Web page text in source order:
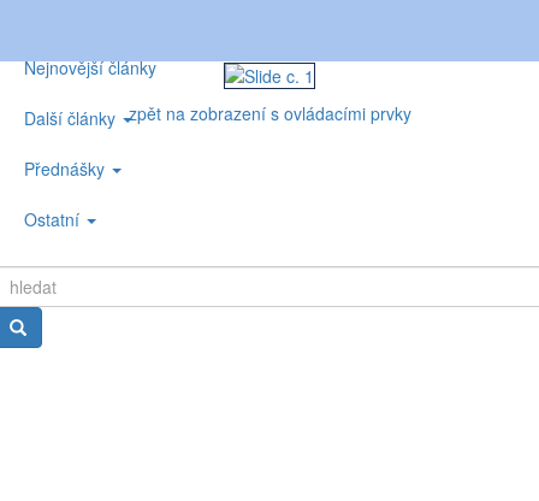
Nejnovější články
Další články
Přednášky
Ostatní
zpět na zobrazení s ovládacími prvky